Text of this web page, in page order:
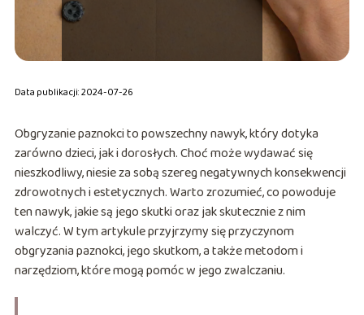
Data publikacji: 2024-07-26
Obgryzanie paznokci to powszechny nawyk, który dotyka
zarówno dzieci, jak i dorosłych. Choć może wydawać się
nieszkodliwy, niesie za sobą szereg negatywnych konsekwencji
zdrowotnych i estetycznych. Warto zrozumieć, co powoduje
ten nawyk, jakie są jego skutki oraz jak skutecznie z nim
walczyć. W tym artykule przyjrzymy się przyczynom
obgryzania paznokci, jego skutkom, a także metodom i
narzędziom, które mogą pomóc w jego zwalczaniu.